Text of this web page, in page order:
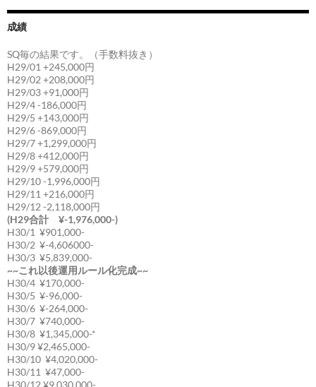
成績
SQ毎の結果です。（手数料抜き）
H29/01 +245,000円
H29/02 +208,000円
H29/03 +91,000円
H29/4 -186,000円
H29/5 +143,000円
H29/6 -869,000円
H29/7 +1,299,000円
H29/8 +412,000円
H29/9 +579,000円
H29/10 -1,996,000円
H29/11 +216,000円
H29/12 -2,118,000円
(H29合計 ¥-1,976,000-)
H30/1 ¥901,000-
H30/2 ¥-4,606000-
H30/3 ¥5,839,000-
~~これ以後運用ルール化完成~~
H30/4 ¥170,000-
H30/5 ¥-96,000-
H30/6 ¥-264,000-
H30/7 ¥740,000-
H30/8 ¥1,345,000-*
H30/9 ¥2,465,000-
H30/10 ¥4,020,000-
H30/11 ¥47,000-